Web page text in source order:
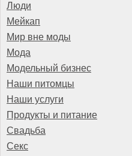
Люди
Мейкап
Мир вне моды
Мода
Модельный бизнес
Наши питомцы
Наши услуги
Продукты и питание
Свадьба
Секс